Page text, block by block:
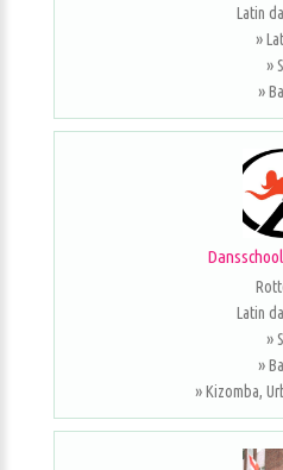
Latin
»
»
»
Latin
»
»
» Kizomba,